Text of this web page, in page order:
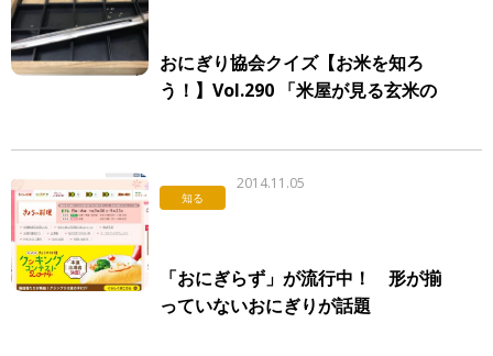
おにぎり協会クイズ【お米を知ろ
う！】Vol.290 「米屋が見る玄米の
知る
2014.11.05
「おにぎらず」が流行中！ 形が揃
っていないおにぎりが話題